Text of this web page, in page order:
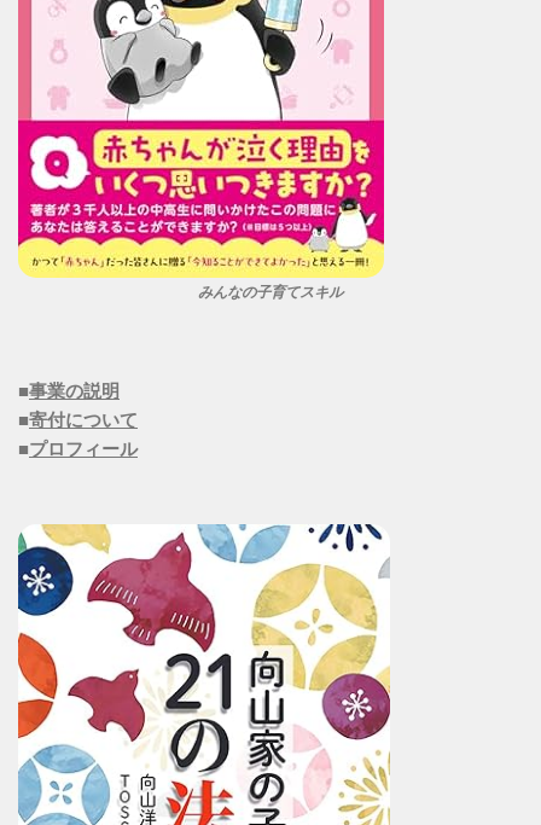
みんなの子育てスキル
■事業の説明
■寄付について
■プロフィール